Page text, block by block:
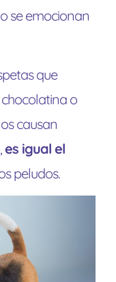
se emocionan
que
o
causan
es igual el
peludos.